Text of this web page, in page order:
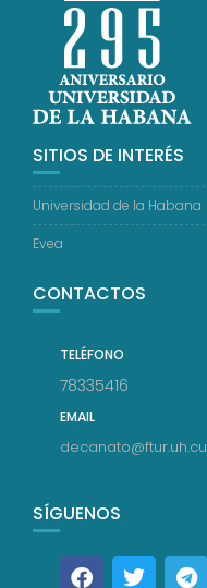
SITIOS DE INTERÉS
Universidad de la Habana
Evea
CONTACTOS
TELÉFONO
78335416
EMAIL
decanato@ftur.uh.cu
SÍGUENOS